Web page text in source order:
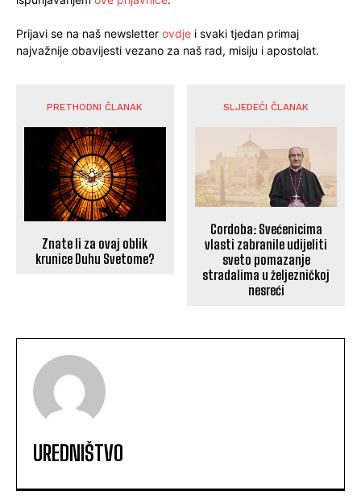
Prijavi se na naš newsletter ovdje i svaki tjedan primaj
najvažnije obavijesti vezano za naš rad, misiju i apostolat.
PRETHODNI ČLANAK
Znate li za ovaj oblik
krunice Duhu Svetome?
SLJEDEĆI ČLANAK
Cordoba: Svećenicima
vlasti zabranile udijeliti
sveto pomazanje
stradalima u željezničkoj
nesreći
UREDNIŠTVO